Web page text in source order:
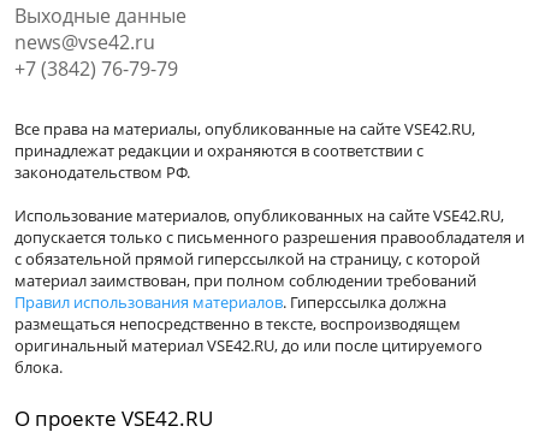
Выходные данные
news@vse42.ru
+7 (3842) 76-79-79
Все права на материалы, опубликованные на сайте VSE42.RU,
принадлежат редакции и охраняются в соответствии с
законодательством РФ.
Использование материалов, опубликованных на сайте VSE42.RU,
допускается только с письменного разрешения правообладателя и
с обязательной прямой гиперссылкой на страницу, с которой
материал заимствован, при полном соблюдении требований
Правил использования материалов. Гиперссылка должна
размещаться непосредственно в тексте, воспроизводящем
оригинальный материал VSE42.RU, до или после цитируемого
блока.
О проекте VSE42.RU